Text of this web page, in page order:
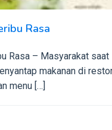
Rasa
Rasa – Masyarakat saat
makanan di
menu […]